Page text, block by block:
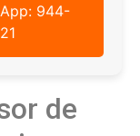
944-
de